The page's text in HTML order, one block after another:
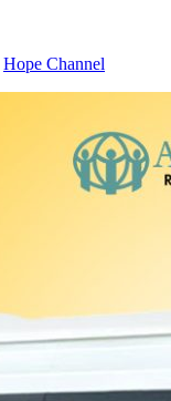
Hope Channel